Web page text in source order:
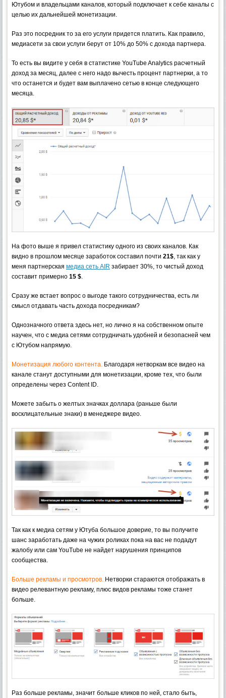
Ютубом и владельцами каналов, который подключает к себе каналы с
целью их дальнейшей монетизации.
Раз это посредник то за его услуги придется платить. Как правило,
медиасети за свои услуги берут от 10% до 50% с дохода партнера.
То есть вы видите у себя в статистике YouTube Analytics расчетный
доход за месяц, далее с него надо вычесть процент партнерки, а то
что останется и будет вам выплачено сетью в конце следующего
месяца.
На фото выше я привел статистику одного из своих каналов. Как
видно в прошлом месяце заработок составил почти 21$, так как у
меня партнерская медиа сеть AIR забирает 30%, то чистый доход
составит примерно 15 $.
Сразу же встает вопрос о выгоде такого сотрудничества, есть ли
смысл отдавать часть дохода посредникам?
Однозначного ответа здесь нет, но лично я на собственном опыте
научен, что с медиа сетями сотрудничать удобней и безопасней чем
с Ютубом напрямую.
Монетизация любого контента. Благодаря нетворкам все видео на
канале станут доступными для монетизации, кроме тех, что были
определены через Content ID.
Можете забыть о желтых значках доллара (раньше были
восклицательные знаки) в менеджере видео.
Так как к медиа сетям у Ютуба большое доверие, то вы получите
шанс заработать даже на чужих роликах пока на вас не подадут
жалобу или сам YouTube не найдет нарушения принципов
сообщества.
Больше рекламы и просмотров. Нетворки стараются отображать в
видео релевантную рекламу, плюс видов рекламы тоже станет
больше.
Раз больше рекламы, значит больше кликов по ней, стало быть,